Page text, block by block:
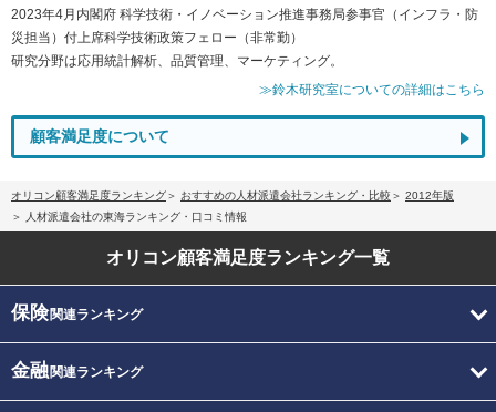
2023年4月内閣府 科学技術・イノベーション推進事務局参事官（インフラ・防
災担当）付上席科学技術政策フェロー（非常勤）
研究分野は応用統計解析、品質管理、マーケティング。
≫鈴木研究室についての詳細はこちら
顧客満足度について
オリコン顧客満足度ランキング おすすめの人材派遣会社ランキング・比較
2012年版
人材派遣会社の東海ランキング・口コミ情報
オリコン顧客満足度ランキング一覧
保険関連ランキング
金融関連ランキング